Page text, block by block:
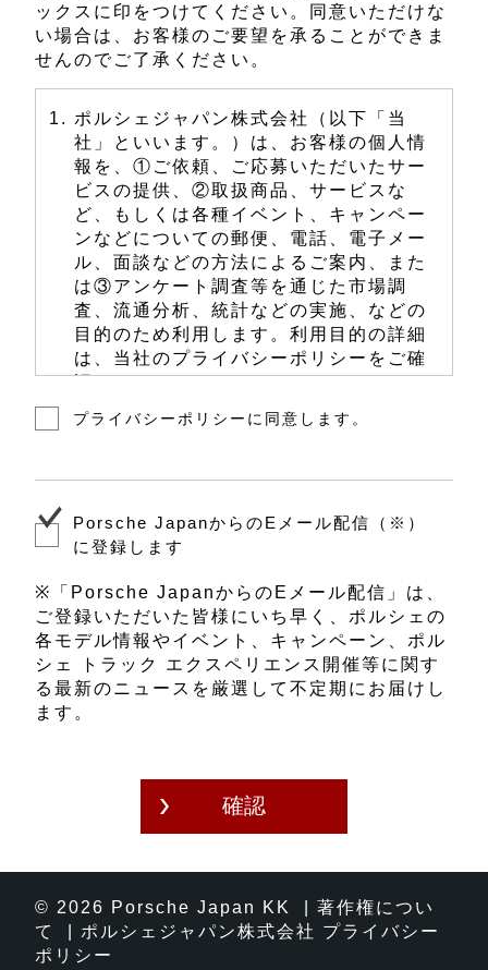
ックスに印をつけてください。同意いただけな
い場合は、お客様のご要望を承ることができま
せんのでご了承ください。
ポルシェジャパン株式会社（以下「当
社」といいます。）は、お客様の個人情
報を、①ご依頼、ご応募いただいたサー
ビスの提供、②取扱商品、サービスな
ど、もしくは各種イベント、キャンペー
ンなどについての郵便、電話、電子メー
ル、面談などの方法によるご案内、また
は③アンケート調査等を通じた市場調
査、流通分析、統計などの実施、などの
目的のため利用します。利用目的の詳細
は、当社のプライバシーポリシーをご確
認ください。
当社は、前項に定める利用目的のため
ちお客様を担当する販売店を営む法人
（以下、「担当販売店」といいます。）
客様の個人情報については、当社が管理
責任者として責任をもって管理します。
オンラインコンサルテーションのご予約
を承るポルシェ正規販売店は、下記のと
おりです。
ポルシェセンター八王子
トにあります
プライバシーポリシー
覧ください。また、お客様からのお問い
18:00）にて承ります。
プライバシーポリシーに同意します。
Porsche JapanからのEメール配信（※）
に登録します
※「Porsche JapanからのEメール配信」は、
ご登録いただいた皆様にいち早く、ポルシェの
各モデル情報やイベント、キャンペーン、ポル
シェ トラック エクスペリエンス開催等に関す
る最新のニュースを厳選して不定期にお届けし
ます。
© 2026 Porsche Japan KK | 著作権につい
て
ポルシェジャパン株式会社 プライバシー
ポリシー